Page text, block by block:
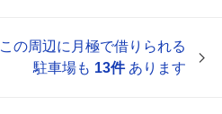
この周辺に月極で借りられる
駐車場も 13件あります